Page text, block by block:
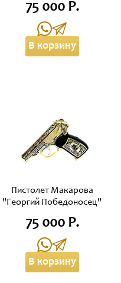
75 000 Р.
В корзину
Пистолет Макарова
"Георгий Победоносец"
75 000 Р.
В корзину